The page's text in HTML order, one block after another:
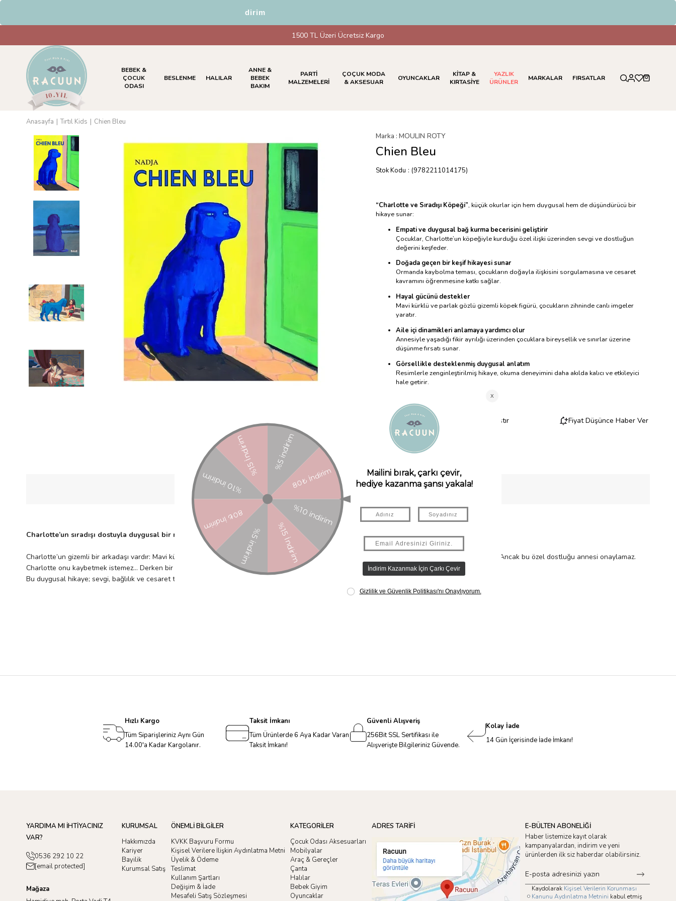
HAVALE & EFT Ödemelerinde %5 İndirim
1500 TL Üzeri Ücretsiz Kargo
BEBEK &
ÇOCUK
ODASI
BESLENME HALILAR
ANNE &
BEBEK
BAKIM
PARTİ
MALZEMELERİ
ÇOÇUK MODA
& AKSESUAR
OYUNCAKLAR
KİTAP &
KIRTASİYE
YAZLIK
ÜRÜNLER
MARKALAR FIRSATLAR
Anasayfa Tırtıl Kids Chien Bleu
Marka : MOULIN ROTY
Chien Bleu
Stok Kodu (9782211014175)
“Charlotte ve Sıradışı Köpeği”, küçük okurlar için hem duygusal hem de düşündürücü bir
hikaye sunar:
Empati ve duygusal bağ kurma becerisini geliştirir
Çocuklar, Charlotte’un köpeğiyle kurduğu özel ilişki üzerinden sevgi ve dostluğun
değerini keşfeder.
Doğada geçen bir keşif hikayesi sunar
Ormanda kaybolma teması, çocukların doğayla ilişkisini sorgulamasına ve cesaret
kavramını öğrenmesine katkı sağlar.
Hayal gücünü destekler
Mavi kürklü ve parlak gözlü gizemli köpek figürü, çocukların zihninde canlı imgeler
yaratır.
Aile içi dinamikleri anlamaya yardımcı olur
Annesiyle yaşadığı fikir ayrılığı üzerinden çocuklara bireysellik ve sınırlar üzerine
düşünme fırsatı sunar.
Görsellikle desteklenmiş duygusal anlatım
Resimlerle zenginleştirilmiş hikaye, okuma deneyimini daha akılda kalıcı ve etkileyici
hale getirir.
Tahmini Teslim Süresi
Favorilere Ekle Karşılaştır Fiyat Düşünce Haber Ver
ÜRÜN ÖZELLIKLERI YORUMLAR(0)ÜRÜN ÖNERILERI
Charlotte’un sıradışı dostuyla duygusal bir macera
Charlotte’un gizemli bir arkadaşı vardır: Mavi kürkü ve zümrüt gibi parlayan yeşil gözleriyle büyüleyici bir köpek. Her akşam Charlotte’u ziyarete gelir. Ancak bu özel dostluğu annesi onaylamaz.
Charlotte onu kaybetmek istemez… Derken bir gün kendini karanlık ormanın içinde kaybolmuş halde bulur.
Bu duygusal hikaye; sevgi, bağlılık ve cesaret temalarıyla çocukların kalbine dokunuyor.
Hızlı Kargo
Tüm Siparişleriniz Aynı Gün
14.00'a Kadar Kargolanır.
Taksit İmkanı
Tüm Ürünlerde 6 Aya Kadar Varan
Taksit İmkanı!
Güvenli Alışveriş
256Bit SSL Sertifikası ile
Alışverişte Bilgileriniz Güvende.
Kolay İade
14 Gün İçerisinde İade İmkanı!
YARDIMA MI İHTİYACINIZ
VAR?
0536 292 10 22
[email protected]
Mağaza
KURUMSAL
Hakkımızda
Kariyer
Bayilik
Kurumsal Satış
ÖNEMLİ BİLGİLER
KVKK Başvuru Formu
Kişisel Verilere İlişkin Aydınlatma Metni
Üyelik & Ödeme
Teslimat
Kullanım Şartları
Değişim & İade
Mesafeli Satış Sözleşmesi
KATEGORİLER
Çocuk Odası Aksesuarları
Mobilyalar
Araç & Gereçler
Çanta
Halılar
Bebek Giyim
Oyuncaklar
ADRES TARİFİ
E-BÜLTEN ABONELİĞİ
Haber listemize kayıt olarak
kampanyalardan, indirim ve yeni
ürünlerden ilk siz haberdar olabilirsiniz.
Kaydolarak Kişisel Verilerin Korunması
Kanunu Aydınlatma Metnini kabul etmiş